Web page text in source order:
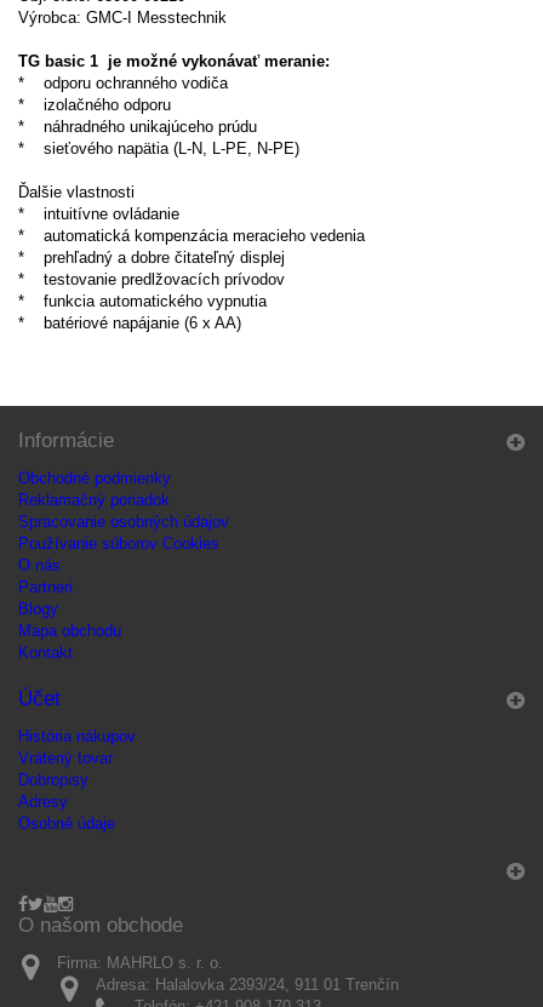
Výrobca: GMC-I Messtechnik
TG basic 1 je možné vykonávať meranie:
* odporu ochranného vodiča
* izolačného odporu
* náhradného unikajúceho prúdu
* sieťového napätia (L-N, L-PE, N-PE)
Ďalšie vlastnosti
* intuitívne ovládanie
* automatická kompenzácia meracieho vedenia
* prehľadný a dobre čitateľný displej
* testovanie predlžovacích prívodov
* funkcia automatického vypnutia
* batériové napájanie (6 x AA)
Informácie
Obchodné podmienky
Reklamačný poriadok
Spracovanie osobných údajov
Používanie súborov Cookies
O nás
Partneri
Blogy
Mapa obchodu
Kontakt
Účet
História nákupov
Vrátený tovar
Dobropisy
Adresy
Osobné údaje
O našom obchode
Firma: MAHRLO s. r. o.
Adresa: Halalovka 2393/24, 911 01 Trenčín